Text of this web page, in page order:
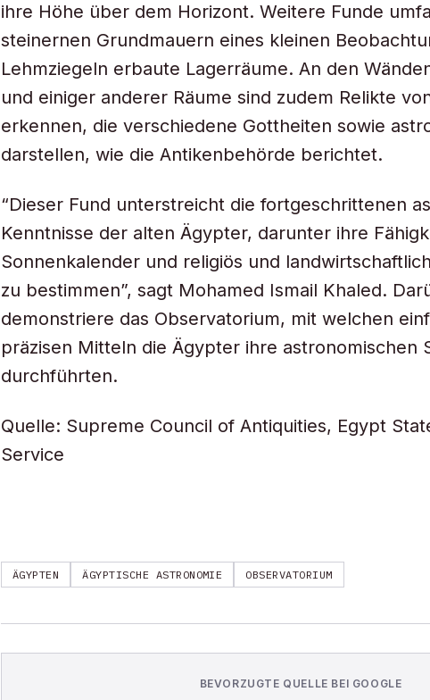
ihre Höhe über dem Horizont. Weitere Funde
steinernen Grundmauern eines kleinen
Lehmziegeln erbaute Lagerräume. An den
und einiger anderer Räume sind zudem Relikte
erkennen, die verschiedene Gottheiten sowie
darstellen, wie die Antikenbehörde berichtet.
“Dieser Fund unterstreicht die fortgeschrittenen
Kenntnisse der alten Ägypter, darunter ihre
Sonnenkalender und religiös und
zu bestimmen”, sagt Mohamed Ismail Khaled.
demonstriere das Observatorium, mit welchen
präzisen Mitteln die Ägypter ihre astronomischen
durchführten.
Quelle: Supreme Council of Antiquities, Egypt
Service
ÄGYPTEN ÄGYPTISCHE ASTRONOMIE OBSERVATORIUM
BEVORZUGTE QUELLE BEI GOOGLE